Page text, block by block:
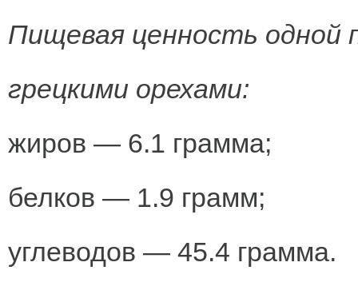
Пищевая ценность одной
грецкими орехами:
жиров — 6.1 грамма;
белков — 1.9 грамм;
углеводов — 45.4 грамма.